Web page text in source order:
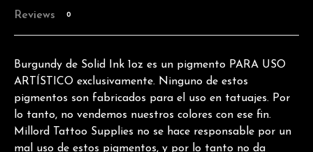
Reviews 0
Burgundy de Solid Ink 1oz es un pigmento PARA USO
ARTÍSTICO exclusivamente. Ninguno de estos
pigmentos son fabricados para el uso en tatuajes. Por
lo tanto, no vendemos nuestros colores con ese fin.
Millord Tattoo Supplies no se hace responsable por un
mal uso de estos pigmentos, y por lo tanto no da